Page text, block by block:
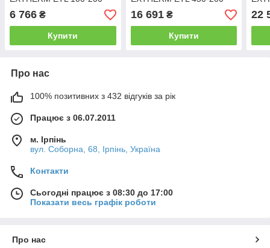
6 766 ₴
Купити
16 691₴
Купити
22
Про нас
100% позитивних з 432 відгуків за рік
Працює з 06.07.2011
м. Ірпінь
вул. Соборна, 68, Ірпінь, Україна
Контакти
Сьогодні працює з 08:30 до 17:00
Показати весь графік роботи
Про нас